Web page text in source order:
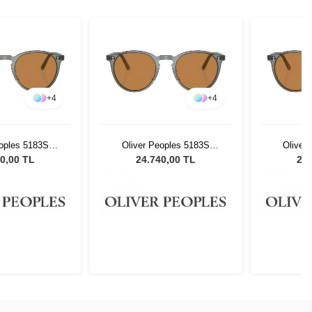
+4
5183S
Güneş
TL
+4
Oliver Peoples 5183S
178253 - 48 Unisex Güneş
24.740,00 TL
Oliver
178253